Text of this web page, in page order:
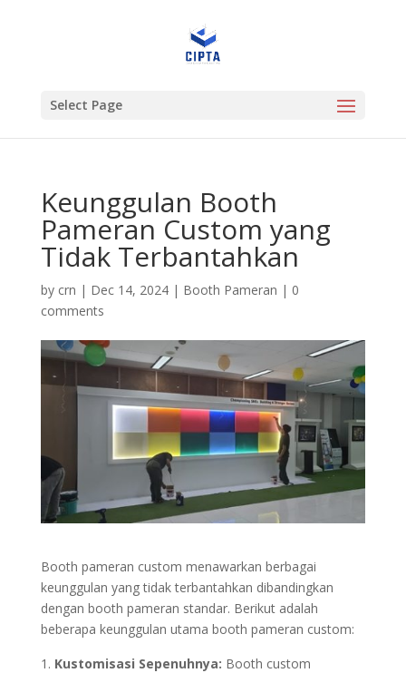
Select Page
Keunggulan Booth
Pameran Custom yang
Tidak Terbantahkan
by crn | Dec 14, 2024| Booth Pameran | 0
comments
Booth pameran custom menawarkan berbagai
keunggulan yang tidak terbantahkan dibandingkan
dengan booth pameran standar. Berikut adalah
beberapa keunggulan utama booth pameran custom:
Kustomisasi Sepenuhnya: Booth custom